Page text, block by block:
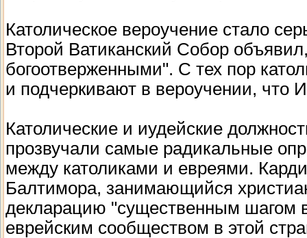
Католическое вероучение стало
Второй Ватиканский Собор
богоотверженными". С тех пор
и подчеркивают в вероучении, что
Католические и иудейские
прозвучали самые радикальные
между католиками и евреями.
Балтимора, занимающийся
декларацию "существенным шагом
еврейским сообществом в этой